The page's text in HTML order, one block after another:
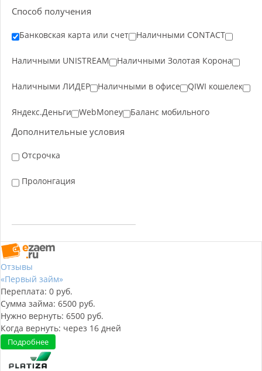
Способ получения
Банковская карта или счет Наличными CONTACT
Наличными UNISTREAM Наличными Золотая Корона
Наличными ЛИДЕР Наличными в офисе QIWI кошелек
Яндекс.Деньги WebMoney Баланс мобильного
Дополнительные условия
Отсрочка
Пролонгация
Отзывы
«Первый займ»
Переплата: 0 руб.
Сумма займа: 6500 руб.
Нужно вернуть: 6500 руб.
Когда вернуть: через 16 дней
Подробнее